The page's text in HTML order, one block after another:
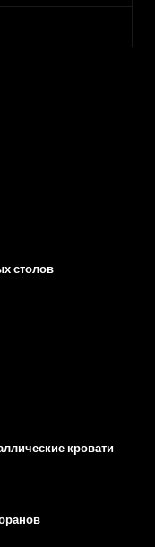
столов
кровати